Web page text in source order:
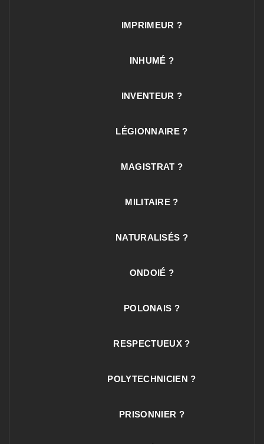
IMPRIMEUR ?
INHUMÉ ?
INVENTEUR ?
LÉGIONNAIRE ?
MAGISTRAT ?
MILITAIRE ?
NATURALISÉS ?
ONDOIÉ ?
POLONAIS ?
RESPECTUEUX ?
POLYTECHNICIEN ?
PRISONNIER ?